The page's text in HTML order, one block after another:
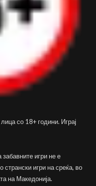
со 18+ години. Играј
забавните игри не е
игри на среќа, во
на Македонија.